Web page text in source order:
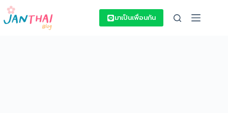
Skip
content
มาเป็นเพื่อนกัน